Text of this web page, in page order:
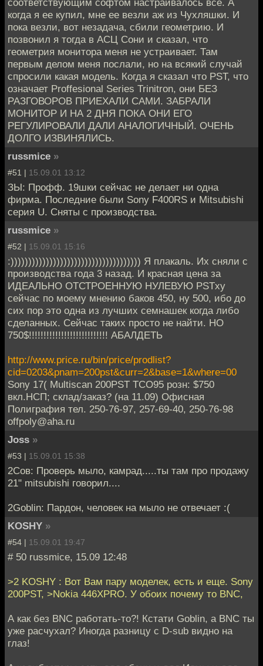
когда я ее купил, мне ее везли аж из Чухляшки. И
пока везли, вот незадача, сбили геометрию. И
позвонил я тогда в АСЦ Сони и сказал, что
геометрия монитора меня не устраивает. Там
первым делом меня послали, но на всякий случай
спросили какая модель. Когда я сказал что PST, что
означает Proffesional Series Trinitron, они БЕЗ
РАЗГОВОРОВ ПРИЕХАЛИ САМИ. ЗАБРАЛИ
МОНИТОР И НА 2 ДНЯ ПОКА ОНИ ЕГО
РЕГУЛИРОВАЛИ ДАЛИ АНАЛОГИЧНЫЙ. ОЧЕНЬ
ДОЛГО ИЗВИНЯЛИСЬ.
russmice »
#51 | 15.09.01 13:12
ЗЫ: Профф. 19шки сейчас не делает ни одна
фирма. Последние были Sony F400RS и Mitsubishi
серия U. Сняты с производства.
russmice »
#52 | 15.09.01 15:16
:))))))))))))))))))))))))))))))))))))) Я плакаль. Их сняли с
производства года 3 назад. И красная цена за
ИДЕАЛЬНО ОТСТРОЕННУЮ НУЛЕВУЮ PSTху
сейчас по моему мнению баков 450, ну 500, ибо до
сих пор это одна из лучших семнашек когда либо
сделанных. Сейчас таких просто не найти. НО
750$!!!!!!!!!!!!!!!!!!!!!!!!!!! АБАЛДЕТЬ
http://www.price.ru/bin/price/prodlist?
cid=0203&pnam=200pst&curr=2&base=1&where=00
Sony 17( Multiscan 200PST TCO95 розн: $750
вкл.НСП; склад/заказ? (на 11.09) Офисная
Полиграфия тел. 250-76-97, 257-69-40, 250-76-98
offpoly@aha.ru
Joss »
#53 | 15.09.01 15:38
2Сoв: Проверь мыло, камрад.....ты там про продажу
21" mitsubishi говорил....
2Goblin: Пардон, человек на мыло не отвечает :(
KOSHY »
#54 | 15.09.01 19:47
# 50 russmice, 15.09 12:48
>2 KOSHY : Вот Вам пару моделек, есть и еще. Sony
200PST, >Nokia 446XPRO. У обоих почему то BNC,
А как без BNC работать-то?! Кстати Goblin, а BNC ты
уже расчухал? Иногда разницу с D-sub видно на
глаз!